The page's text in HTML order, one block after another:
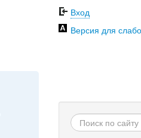
Вход
Версия для